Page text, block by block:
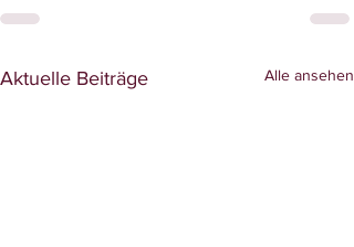
Aktuelle Beiträge Alle ansehen